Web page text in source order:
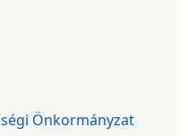
Önkormányzat